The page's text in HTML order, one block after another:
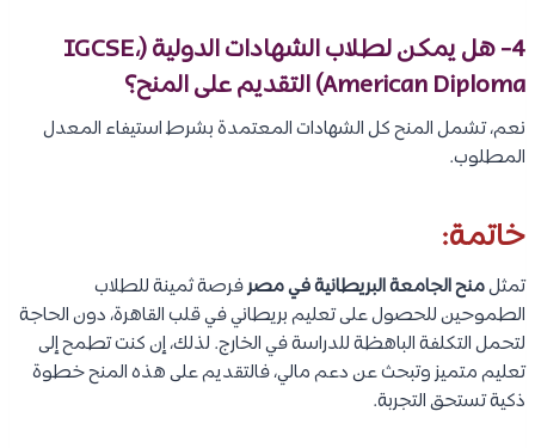
4- هل يمكن لطلاب الشهادات الدولية (IGCSE،
American Diploma) التقديم على المنح؟
نعم، تشمل المنح كل الشهادات المعتمدة بشرط استيفاء المعدل
المطلوب.
خاتمة:
تمثلمنح الجامعة البريطانية في مصرفرصة ثمينة للطلاب
الطموحين للحصول على تعليم بريطاني في قلب القاهرة، دون الحاجة
لتحمل التكلفة الباهظة للدراسة في الخارج. لذلك، إن كنت تطمح إلى
تعليم متميز وتبحث عن دعم مالي، فالتقديم على هذه المنح خطوة
ذكية تستحق التجربة.